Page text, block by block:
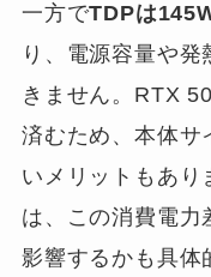
一方でTDPは
り、電源容量や
きません。RTX
済むため、本体サ
いメリットもあり
は、この消費電力
影響するかも具体